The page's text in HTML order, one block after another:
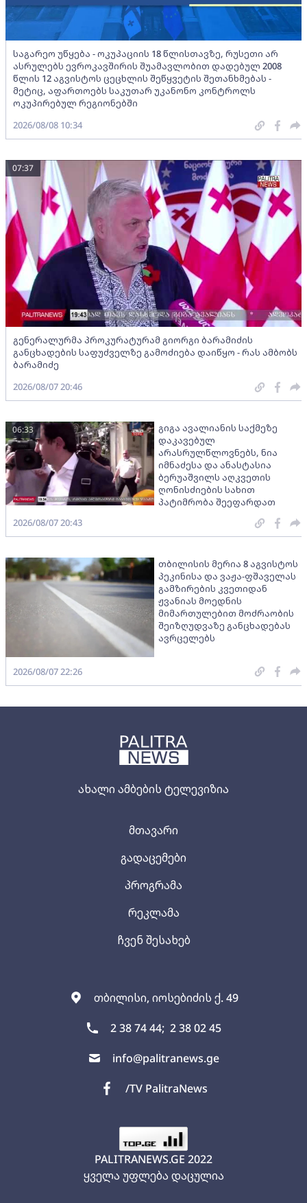
ახალი ამბების ტელევიზია
თბილისი, იოსებიძის ქ. 49
2 38 74 44; 2 38 02 45
info@palitranews.ge
/TV PalitraNews
მთავარი
გადაცემები
პროგრამა
რეკლამა
ჩვენ შესახებ
PALITRANEWS.GE 2022
ყველა უფლება დაცულია
საგარეო უწყება - ოკუპაციის 18 წლისთავზე, რუსეთი არ
ასრულებს ევროკავშირის შუამავლობით დადებულ 2008
წლის 12 აგვისტოს ცეცხლის შეწყვეტის შეთანხმებას -
მეტიც, აფართოებს საკუთარ უკანონო კონტროლს
ოკუპირებულ რეგიონებში
2026/08/08 10:34
გენერალურმა პროკურატურამ გიორგი ბარამიძის
განცხადების საფუძველზე გამოძიება დაიწყო - რას ამბობს
ბარამიძე
07:37
2026/08/07 20:46
გიგა ავალიანის საქმეზე
დაკავებულ
არასრულწლოვნებს, ნია
იმნაძესა და ანასტასია
ბერუაშვილს აღკვეთის
ღონისძიების სახით
პატიმრობა შეეფარდათ
06:33
2026/08/07 20:43
თბილისის მერია 8 აგვისტოს
პეკინისა და ვაჟა-ფშაველას
გამზირების კვეთიდან
ჟვანიას მოედნის
მიმართულებით მოძრაობის
შეიზღუდვაზე განცხადებას
ავრცელებს
2026/08/07 22:26